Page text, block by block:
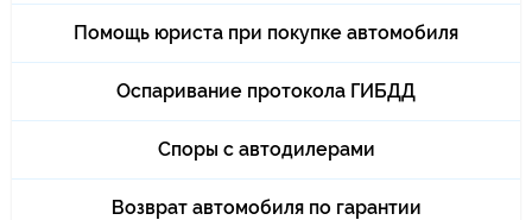
Помощь юриста при покупке автомобиля
Оспаривание протокола ГИБДД
Споры с автодилерами
Возврат автомобиля по гарантии